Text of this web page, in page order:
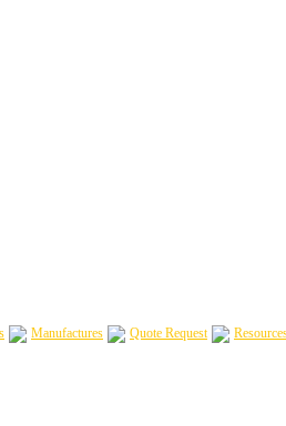
Manufactures Quote Request